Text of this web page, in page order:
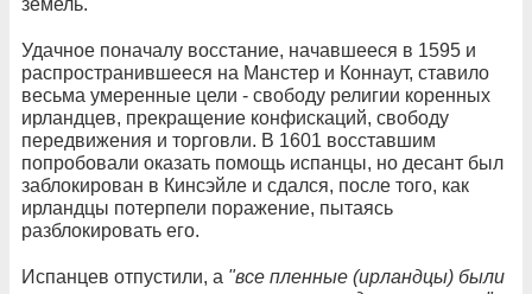
земель.
Удачное поначалу восстание, начавшееся в 1595 и
распространившееся на Манстер и Коннаут, ставило
весьма умеренные цели - свободу религии коренных
ирландцев, прекращение конфискаций, свободу
передвижения и торговли. В 1601 восставшим
попробовали оказать помощь испанцы, но десант был
заблокирован в Кинсэйле и сдался, после того, как
ирландцы потерпели поражение, пытаясь
разблокировать его.
Испанцев отпустили, а "все пленные (ирландцы) были